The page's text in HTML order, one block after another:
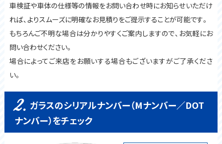
車検証や車体の仕様等の情報をお問い合わせ時にお知らせいただけ
れば、よりスムーズに明確なお見積りをご提示することが可能です。
もちろんご不明な場合は分かりやすくご案内しますので、お気軽にお
問い合わせください。
場合によってご来店をお願いする場合もございますがご了承くださ
い。
2. ガラスのシリアルナンバー（Mナンバー／DOT
ナンバー）をチェック